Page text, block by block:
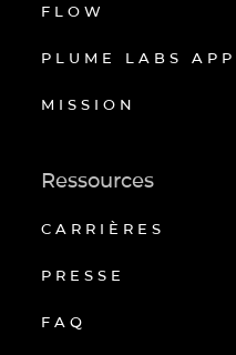
FLOW
PLUME LABS APP
MISSION
Ressources
CARRIÈRES
PRESSE
FAQ